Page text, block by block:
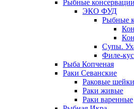
Рыбные консервации
ЭКО ФУД
Рыбные
Супы.
Филе-
Рыба Копченая
Раки Севанские
Раковые шейки
Раки живые
Раки варенные